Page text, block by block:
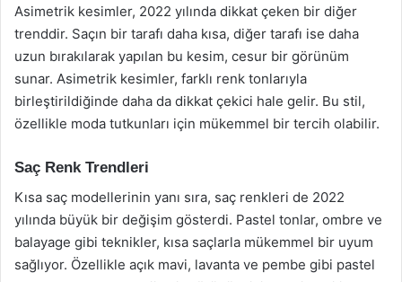
Asimetrik kesimler, 2022 yılında dikkat çeken bir diğer
trenddir. Saçın bir tarafı daha kısa, diğer tarafı ise daha
uzun bırakılarak yapılan bu kesim, cesur bir görünüm
sunar. Asimetrik kesimler, farklı renk tonlarıyla
birleştirildiğinde daha da dikkat çekici hale gelir. Bu stil,
özellikle moda tutkunları için mükemmel bir tercih olabilir.
Saç Renk Trendleri
Kısa saç modellerinin yanı sıra, saç renkleri de 2022
yılında büyük bir değişim gösterdi. Pastel tonlar, ombre ve
balayage gibi teknikler, kısa saçlarla mükemmel bir uyum
sağlıyor. Özellikle açık mavi, lavanta ve pembe gibi pastel